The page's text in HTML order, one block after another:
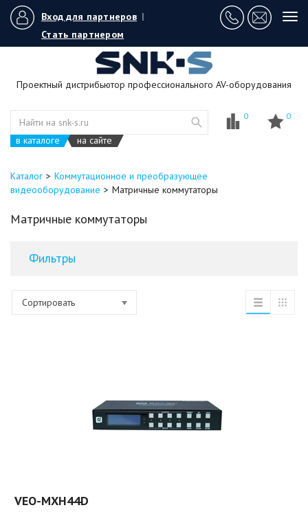
Вход для партнеров |
Стать партнером
Проектный дистрибьютор профессионального AV-оборудования
в каталоге на сайте
0 0
Каталог
Коммутационное и преобразующее
видеооборудование
Матричные коммутаторы
Матричные коммутаторы
Фильтры
Сортировать
VEO-MXH44D